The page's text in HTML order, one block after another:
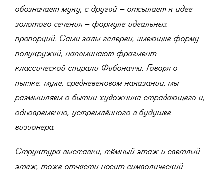
обозначает муку, с другой – отсылает к идее
золотого сечения – формуле идеальных
пропорций. Сами залы галереи, имеющие форму
полукружий, напоминают фрагмент
классической спирали Фибоначчи. Говоря о
пытке, муке, средневековом наказании, мы
размышляем о бытии художника страдающего и,
одновременно, устремлённого в будущее
визионера.
Структура выставки, тёмный этаж и светлый
этаж, тоже отчасти носит символический